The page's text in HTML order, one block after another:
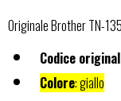
Originale Brother TN-
Codice
Colore: giallo